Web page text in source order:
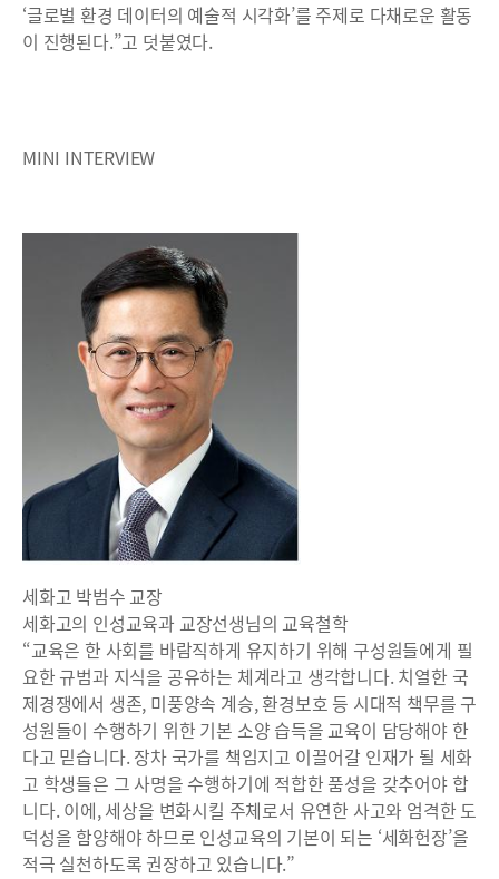
‘글로벌 환경 데이터의 예술적 시각화’를 주제로 다채로운 활동
이 진행된다.”고 덧붙였다.
MINI INTERVIEW
세화고 박범수 교장
세화고의 인성교육과 교장선생님의 교육철학
“교육은 한 사회를 바람직하게 유지하기 위해 구성원들에게 필
요한 규범과 지식을 공유하는 체계라고 생각합니다. 치열한 국
제경쟁에서 생존, 미풍양속 계승, 환경보호 등 시대적 책무를 구
성원들이 수행하기 위한 기본 소양 습득을 교육이 담당해야 한
다고 믿습니다. 장차 국가를 책임지고 이끌어갈 인재가 될 세화
고 학생들은 그 사명을 수행하기에 적합한 품성을 갖추어야 합
니다. 이에, 세상을 변화시킬 주체로서 유연한 사고와 엄격한 도
덕성을 함양해야 하므로 인성교육의 기본이 되는 ‘세화헌장’을
적극 실천하도록 권장하고 있습니다.”